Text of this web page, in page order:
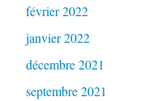
février 2022
janvier 2022
décembre 2021
septembre 2021